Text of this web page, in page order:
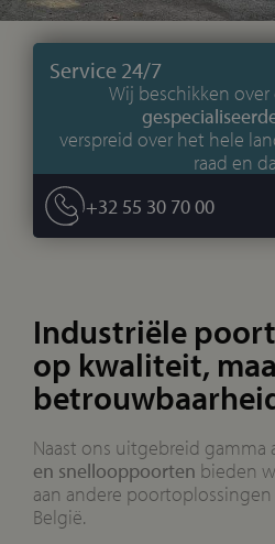
Service 24/7
Wij beschikken
verspreid over het hele
raad en
+32 55 30 70 00
Industriële
op kwaliteit,
Naast ons uitgebreid gamma
en snellooppoorten bieden
aan andere
België.